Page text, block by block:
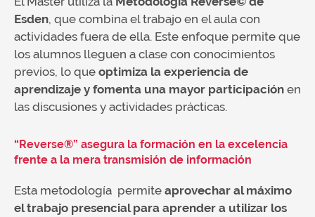
Esden, que combina el trabajo en el aula con
actividades fuera de ella. Este enfoque permite que
los alumnos lleguen a clase con conocimientos
previos, lo que optimiza la experiencia de
aprendizaje y fomenta una mayor participación en
las discusiones y actividades prácticas.
“Reverse®” asegura la formación en la excelencia
frente a la mera transmisión de información
Esta metodología permite aprovechar al máximo
el trabajo presencial para aprender a utilizar los